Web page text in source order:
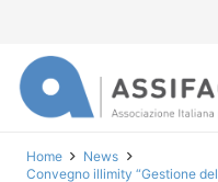
Home
News
Convegno illimity “Gestione